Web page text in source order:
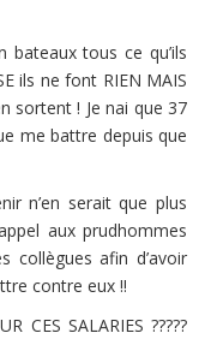
bateaux tous ce qu’ils
ils ne font RIEN MAIS
sortent ! Je nai que 37
me battre depuis que
n’en serait que plus
aux prudhommes
collègues afin d’avoir
contre eux !!
CES SALARIES ?????